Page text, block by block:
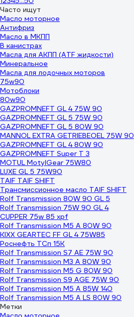
Часто ищут
Масло моторное
Антифриз
Масло в МКПП
В канистрах
Масла для АКПП (ATF жидкости)
Минеральное
Масла для лодочных моторов
75w90
Мотоблоки
80w90
GAZPROMNEFT GL 4 75W 90
GAZPROMNEFT GL 5 75W 90
GAZPROMNEFT GL 5 80W 90
MANNOL EXTRA GETRIEBEOEL 75W 90
GAZPROMNEFT GL 4 80W 90
GAZPROMNEFT Super T 3
MOTUL MotylGear 75W80
LUXE GL 5 75W90
TAIF TAIF SHIFT
Трансмиссионное масло TAIF SHIFT
Rolf Transmission 80W 90 GL 5
Rolf Transmission 75W 90 GL 4
CUPPER 75w 85 xpf
Rolf Transmission M5 A 80W 90
KIXX GEARTEC FF GL 4 75W85
Роснефть ТСп 15К
Rolf Transmission S7 AE 75W 90
Rolf Transmission M3 A 80W 90
Rolf Transmission M5 G 80W 90
Rolf Transmission S9 AGE 75W 90
Rolf Transmission M5 A 85W 140
Rolf Transmission M5 A LS 80W 90
Метки